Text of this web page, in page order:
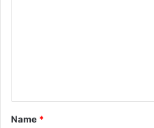
t
*
Name *